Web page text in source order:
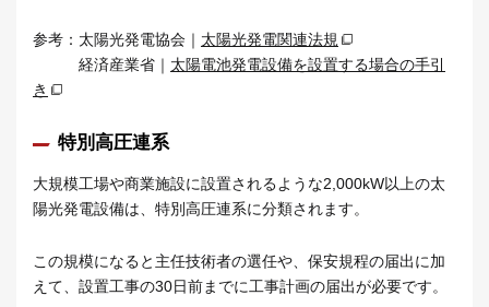
参考：太陽光発電協会｜ 太陽光発電関連法規
経済産業省｜ 太陽電池発電設備を設置する場合の手引
き
特別高圧連系
大規模工場や商業施設に設置されるような2,000kW以上の太
陽光発電設備は、特別高圧連系に分類されます。
この規模になると主任技術者の選任や、保安規程の届出に加
えて、設置工事の30日前までに工事計画の届出が必要です。